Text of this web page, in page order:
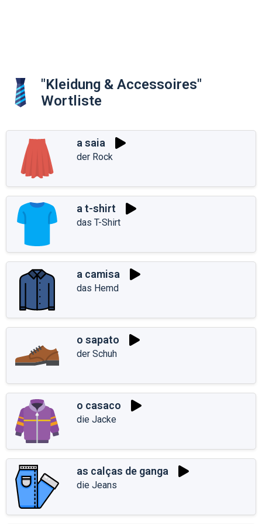
"Kleidung & Accessoires"
Wortliste
a saia
der Rock
a t-shirt
das T-Shirt
a camisa
das Hemd
o sapato
der Schuh
o casaco
die Jacke
as calças de ganga
die Jeans